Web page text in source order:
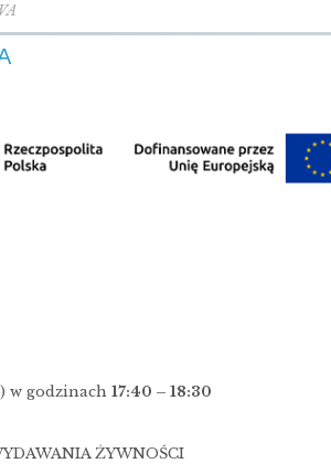
w godzinach 17:40 – 18:30
ŻYWNOŚCI